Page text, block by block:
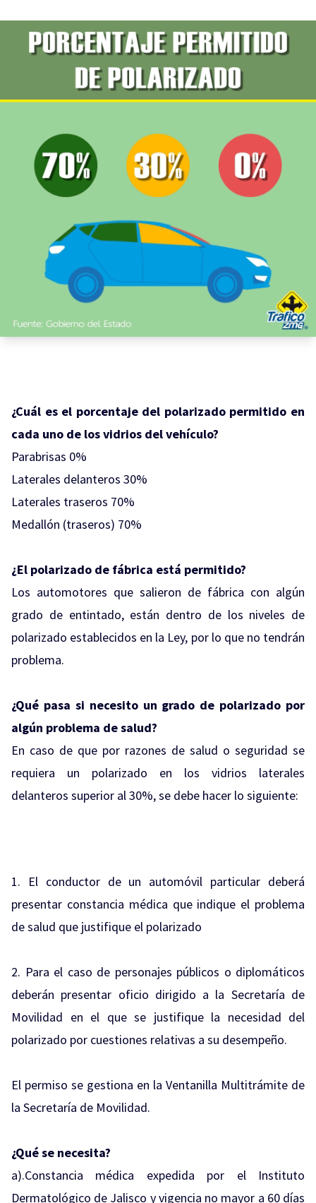
¿Cuál es el porcentaje del polarizado permitido en
cada uno de los vidrios del vehículo?
Parabrisas 0%
Laterales delanteros 30%
Laterales traseros 70%
Medallón (traseros) 70%
¿El polarizado de fábrica está permitido?
Los automotores que salieron de fábrica con algún
grado de entintado, están dentro de los niveles de
polarizado establecidos en la Ley, por lo que no tendrán
problema.
¿Qué pasa si necesito un grado de polarizado por
algún problema de salud?
En caso de que por razones de salud o seguridad se
requiera un polarizado en los vidrios laterales
delanteros superior al 30%, se debe hacer lo siguiente:
1. El conductor de un automóvil particular deberá
presentar constancia médica que indique el problema
de salud que justifique el polarizado
2. Para el caso de personajes públicos o diplomáticos
deberán presentar oficio dirigido a la Secretaría de
Movilidad en el que se justifique la necesidad del
polarizado por cuestiones relativas a su desempeño.
El permiso se gestiona en la Ventanilla Multitrámite de
la Secretaría de Movilidad.
¿Qué se necesita?
a).Constancia médica expedida por el Instituto
Dermatológico de Jalisco y vigencia no mayor a 60 días